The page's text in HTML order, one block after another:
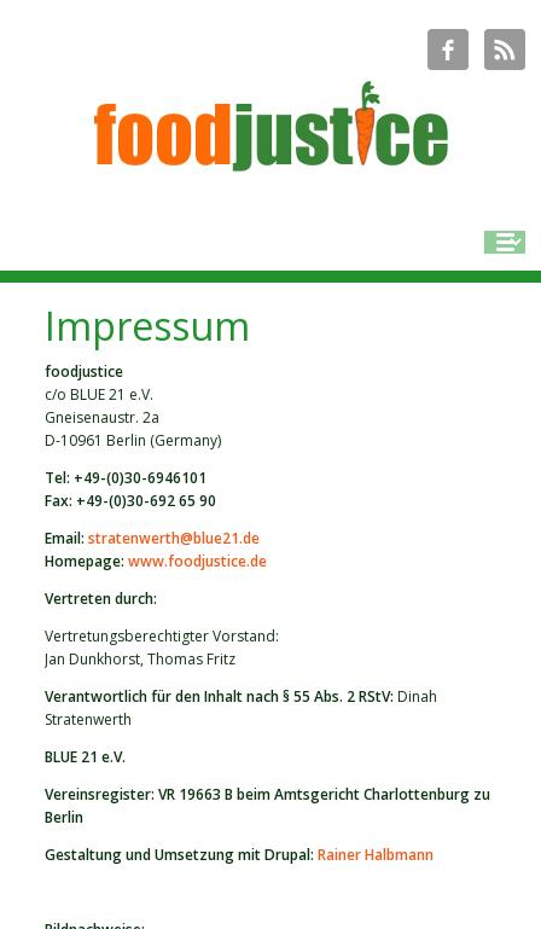
Impressum
foodjustice
c/o BLUE 21 e.V.
Gneisenaustr. 2a
D-10961 Berlin (Germany)
Tel: +49-(0)30-6946101
Fax: +49-(0)30-692 65 90
Email:stratenwerth@blue21.de
Homepage:www.foodjustice.de
Vertreten durch:
Vertretungsberechtigter Vorstand:
Jan Dunkhorst, Thomas Fritz
Verantwortlich für den Inhalt nach § 55 Abs. 2 RStV: Dinah
Stratenwerth
BLUE 21 e.V.
Vereinsregister: VR 19663 B beim Amtsgericht Charlottenburg zu
Berlin
Gestaltung und Umsetzung mit Drupal:Rainer Halbmann